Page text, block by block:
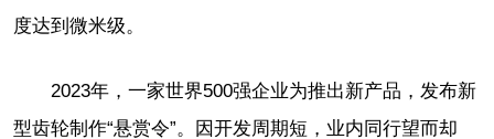
度达到微米级。
2023年，一家世界500强企业为推出新产品，发布新
型齿轮制作“悬赏令”。因开发周期短，业内同行望而却